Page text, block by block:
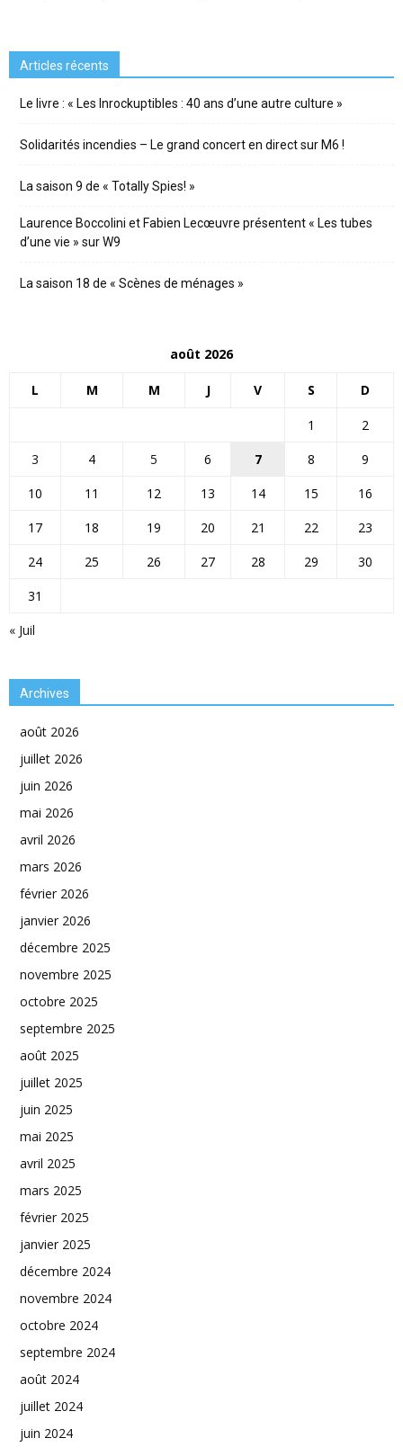
Articles récents
Le livre : « Les Inrockuptibles : 40 ans d’une autre culture »
Solidarités incendies – Le grand concert en direct sur M6 !
La saison 9 de « Totally Spies! »
Laurence Boccolini et Fabien Lecœuvre présentent « Les tubes
d’une vie » sur W9
La saison 18 de « Scènes de ménages »
août 2026
L M M J V S D
« Juil
1
2
3
4 5 6 7 8
9
10
11 12 13 14 15
16
17
18 19 20 21 22
23
24
25 26 27 28 29
30
31
Archives
août 2026
juillet 2026
juin 2026
mai 2026
avril 2026
mars 2026
février 2026
janvier 2026
décembre 2025
novembre 2025
octobre 2025
septembre 2025
août 2025
juillet 2025
juin 2025
mai 2025
avril 2025
mars 2025
février 2025
janvier 2025
décembre 2024
novembre 2024
octobre 2024
septembre 2024
août 2024
juillet 2024
juin 2024